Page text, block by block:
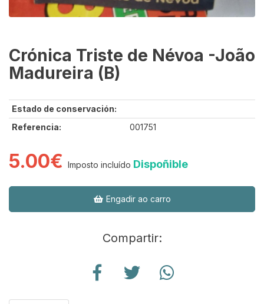
Crónica Triste de Névoa -João
Madureira (B)
Estado de conservación:
Referencia:
001751
5.00€ Imposto incluído Dispoñible
Engadir ao carro
Compartir: